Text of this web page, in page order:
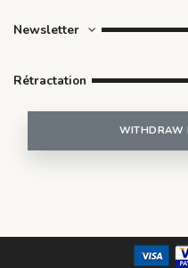
Newsletter
Rétractation
WITHDRAW